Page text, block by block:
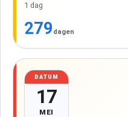
1 dag
279 dagen
DATUM
17
MEI